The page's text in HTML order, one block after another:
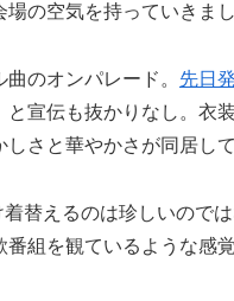
の空気を持っていきまし
のオンパレード。 先日
宣伝も抜かりなし。衣
さと華やかさが同居して
替えるのは珍しいので
組を観ているような感